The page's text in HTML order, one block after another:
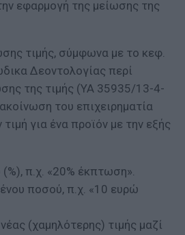
εφαρμογή της μείωσης της
τιμής, σύμφωνα με το κεφ.
Δεοντολογίας περί
της τιμής (ΥΑ 35935/13-4-
του επιχειρηματία
τιμή για ένα προϊόν με την εξής
π.χ. «20% έκπτωση».
ποσού, π.χ. «10 ευρώ
(χαμηλότερης) τιμής μαζί